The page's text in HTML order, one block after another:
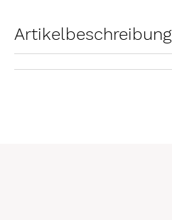
Artikelbeschreibung